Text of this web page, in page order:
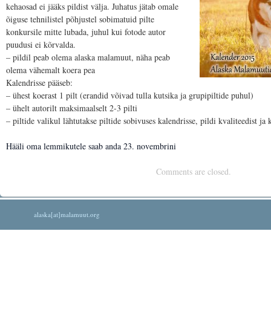
kehaosad ei jääks pildist välja. Juhatus jätab omale
õiguse tehnilistel põhjustel sobimatuid pilte
konkursile mitte lubada, juhul kui fotode autor
puudusi ei kõrvalda.
– pildil peab olema alaska malamuut, näha peab
olema vähemalt koera pea
Kalendrisse pääseb:
– ühest koerast 1 pilt (erandid võivad tulla kutsika ja grupipiltide puhul)
– ühelt autorilt maksimaalselt 2-3 pilti
– piltide valikul lähtutakse piltide sobivuses kalendrisse, pildi kvaliteedist ja
Hääli oma lemmikutele saab anda 23. novembrini
Comments are closed.
alaska[at]malamuut.org